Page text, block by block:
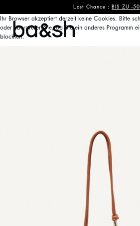
Last Chance : BIS ZU -
ba&sh
Ihr Browser akzeptiert derzeit keine Cookies. Bitte
oder überprüfen Sie, ob Sie ein anderes Programm
blockiert.